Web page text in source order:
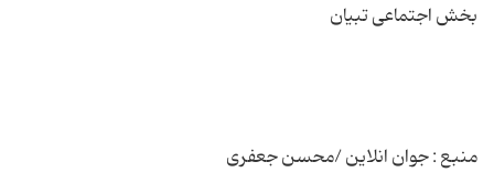
منبع : جوان انلاین /محسن جعفری